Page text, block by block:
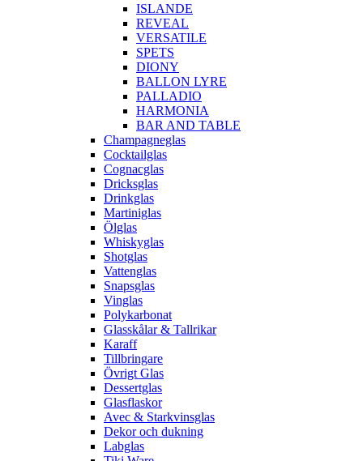
ISLANDE
REVEAL
VERSATILE
SPETS
DIONY
BALLON LYRE
PALLADIO
HARMONIA
BAR AND TABLE
Champagneglas
Cocktailglas
Cognacglas
Dricksglas
Drinkglas
Martiniglas
Ölglas
Whiskyglas
Shotglas
Vattenglas
Snapsglas
Vinglas
Polykarbonat
Glasskålar & Tallrikar
Karaff
Tillbringare
Övrigt Glas
Dessertglas
Glasflaskor
Avec & Starkvinsglas
Dekor och dukning
Labglas